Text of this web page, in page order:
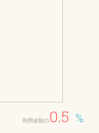
利用金額の0.5 %